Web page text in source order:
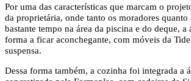
Por uma das características que marcam o
da proprietária, onde tanto os moradores quanto
bastante tempo na área da piscina e do deque, a
forma a ficar aconchegante, com móveis da
suspensa.
Dessa forma também, a cozinha foi integrada a